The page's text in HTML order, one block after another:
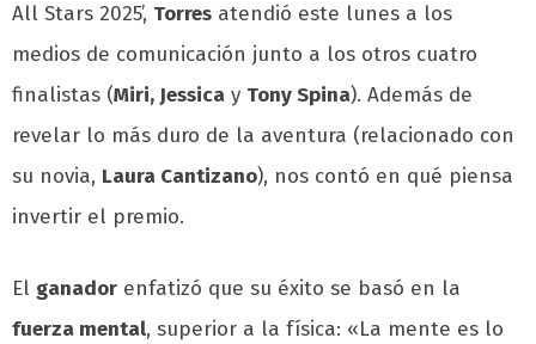
All Stars 2025’, Torres atendió este lunes a los
medios de comunicación junto a los otros cuatro
finalistas (Miri, Jessica y Tony Spina). Además de
revelar lo más duro de la aventura (relacionado con
su novia, Laura Cantizano), nos contó en qué piensa
invertir el premio.
El ganador enfatizó que su éxito se basó en la
fuerza mental, superior a la física: «La mente es lo